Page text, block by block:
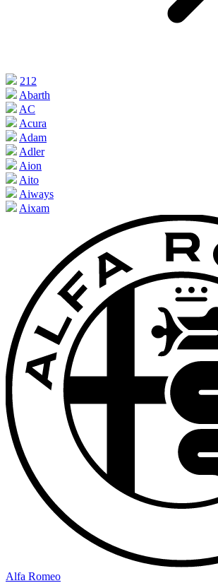
212
Abarth
AC
Acura
Adam
Adler
Aion
Aito
Aiways
Aixam
Alfa Romeo